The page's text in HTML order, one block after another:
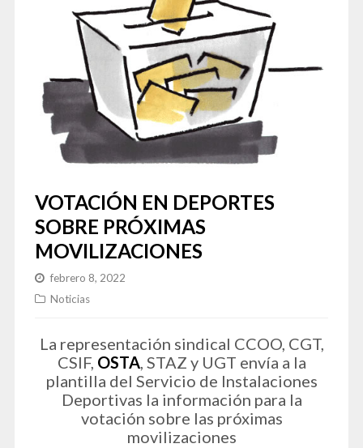
VOTACIÓN EN DEPORTES
SOBRE PRÓXIMAS
MOVILIZACIONES
febrero 8, 2022
Noticias
La representación sindical CCOO, CGT,
CSIF, OSTA, STAZ y UGT envía a la
plantilla del Servicio de Instalaciones
Deportivas la información para la
votación sobre las próximas
movilizaciones